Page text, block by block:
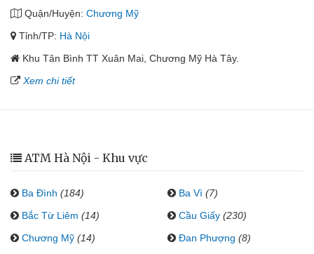
Quận/Huyện: Chương Mỹ
Tỉnh/TP: Hà Nội
Khu Tân Bình TT Xuân Mai, Chương Mỹ Hà Tây.
Xem chi tiết
ATM Hà Nội - Khu vực
Ba Đình (184) Ba Vì (7)
Bắc Từ Liêm (14) Cầu Giấy (230)
Chương Mỹ (14) Đan Phượng (8)